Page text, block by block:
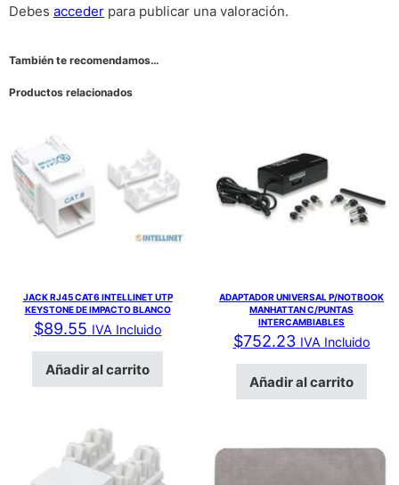
Debes acceder para publicar una valoración.
También te recomendamos…
Productos relacionados
JACK RJ45 CAT6 INTELLINET UTP
KEYSTONE DE IMPACTO BLANCO
$89.55 IVA Incluido
Añadir al carrito
ADAPTADOR UNIVERSAL P/NOTBOOK
MANHATTAN C/PUNTAS
INTERCAMBIABLES
$752.23 IVA Incluido
Añadir al carrito